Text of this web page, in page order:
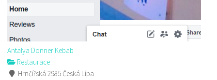
Antalya Donner Kebab
Restaurace
Hrnčířská 2985 Česká Lípa